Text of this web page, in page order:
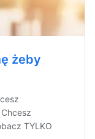
żeby
TYLKO